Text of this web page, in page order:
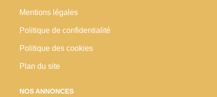
Mentions légales
Politique de confidentialité
Politique des cookies
Plan du site
NOS ANNONCES